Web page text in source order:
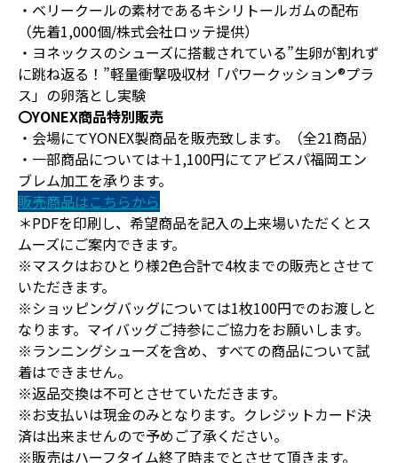
・ベリークールの素材であるキシリトールガムの配布
（先着1,000個/株式会社ロッテ提供）
・ヨネックスのシューズに搭載されている”生卵が割れず
に跳ね返る！”軽量衝撃吸収材「パワークッション®プラ
ス」の卵落とし実験
〇YONEX商品特別販売
・会場にてYONEX製商品を販売致します。（全21商品）
・一部商品については＋1,100円にてアビスパ福岡エン
ブレム加工を承ります。
販売商品はこちらから
＊PDFを印刷し、希望商品を記入の上来場いただくとス
ムーズにご案内できます。
※マスクはおひとり様2色合計で4枚までの販売とさせて
いただきます。
※ショッピングバッグについては1枚100円でのお渡しと
なります。マイバッグご持参にご協力をお願いします。
※ランニングシューズを含め、すべての商品について試
着はできません。
※返品交換は不可とさせていただきます。
※お支払いは現金のみとなります。クレジットカード決
済は出来ませんので予めご了承ください。
※販売はハーフタイム終了時までとさせて頂きます。